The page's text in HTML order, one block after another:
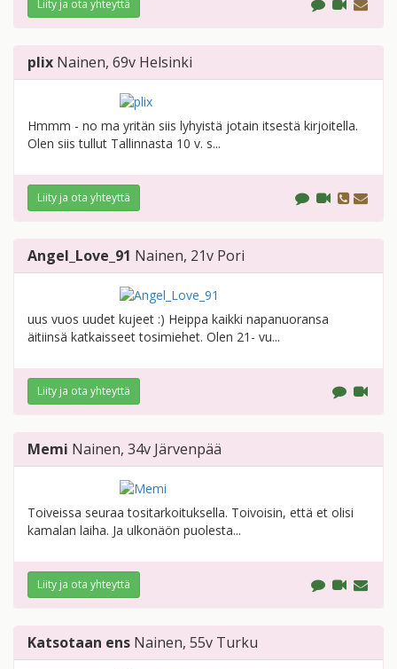
Liity ja ota yhteyttä
plix Nainen, 69v Helsinki
Hmmm - no ma yritän siis lyhyistä jotain itsestä kirjoitella.
Olen siis tullut Tallinnasta 10 v. s...
Liity ja ota yhteyttä
Angel_Love_91 Nainen, 21v Pori
uus vuos uudet kujeet :) Heippa kaikki napanuoransa
äitiinsä katkaisseet tosimiehet. Olen 21- vu...
Liity ja ota yhteyttä
Memi Nainen, 34v Järvenpää
Toiveissa seuraa tositarkoituksella. Toivoisin, että et olisi
kamalan laiha. Ja ulkonäön puolesta...
Liity ja ota yhteyttä
Katsotaan ens Nainen, 55v Turku